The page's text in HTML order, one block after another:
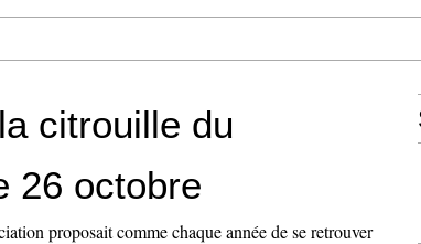
citrouille du
26 octobre
proposait comme chaque année de se retrouver